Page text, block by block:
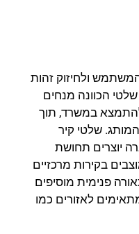
המשתמש ולחיזוק זהות
הכוונה מנחים
במשרד, תוך
שלטי קיר
יוצרים תחושת
בקירות מרכזיים
פנימית מוסיפים
לאזורים כמו